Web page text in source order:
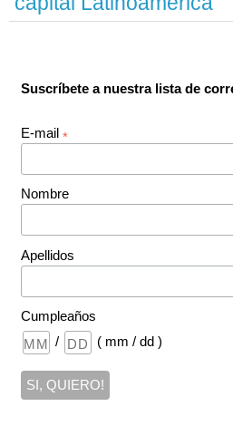
Suscríbete a nuestra lista de
E-mail *
Nombre
Apellidos
Cumpleaños
/
( mm / dd )